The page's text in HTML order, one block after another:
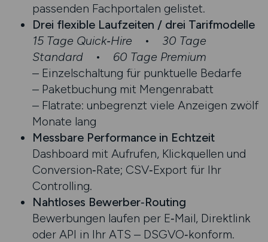
passenden Fachportalen gelistet.
Drei flexible Laufzeiten / drei Tarifmodelle
15 Tage Quick‑Hire • 30 Tage
Standard• 60 Tage Premium
– Einzel­schaltung für punktuelle Bedarfe
– Paketbuchung mit Mengenrabatt
– Flatrate: unbegrenzt viele Anzeigen zwölf
Monate lang
Messbare Performance in Echtzeit
Dashboard mit Aufrufen, Klick­quellen und
Conversion‑Rate; CSV‑Export für Ihr
Controlling.
Nahtloses Bewerber‑Routing
Bewerbungen laufen per E‑Mail, Direktlink
oder API in Ihr ATS – DSGVO‑konform.